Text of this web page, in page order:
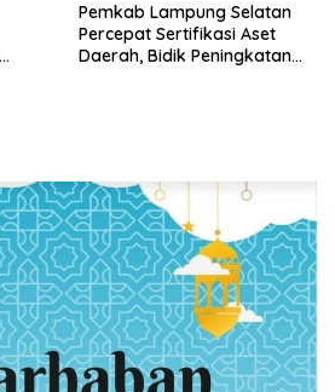
Pemkab Lampung Selatan
Percepat Sertifikasi Aset
Daerah, Bidik Peningkatan